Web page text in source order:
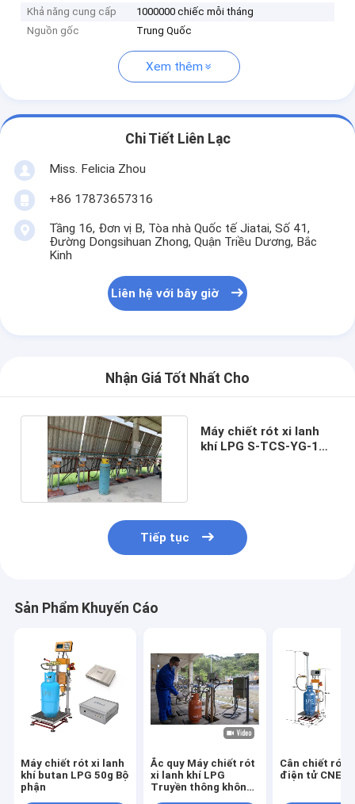
Khả năng cung cấp
1000000 chiếc mỗi tháng
Nguồn gốc
Trung Quốc
Xem thêm
Chi Tiết Liên Lạc
Miss. Felicia Zhou
+86 17873657316
Tầng 16, Đơn vị B, Tòa nhà Quốc tế Jiatai, Số 41,
Đường Dongsihuan Zhong, Quận Triều Dương, Bắc
Kinh
Liên hệ với bây giờ
Nhận Giá Tốt Nhất Cho
Máy chiết rót xi lanh
khí LPG S-TCS-YG-120
Tiếp tục
Sản Phẩm Khuyến Cáo
Máy chiết rót xi lanh
khí butan LPG 50g Bộ
phận
Ắc quy Máy chiết rót
xi lanh khí LPG
Truyền thông không
Cân chiết rót
điện tử CNEX